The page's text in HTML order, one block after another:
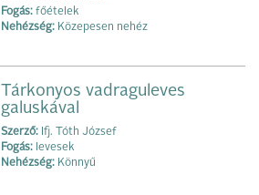
Fogás: főételek
Nehézség: Közepesen nehéz
Tárkonyos vadraguleves
galuskával
Szerző: Ifj. Tóth József
Fogás: levesek
Nehézség: Könnyű